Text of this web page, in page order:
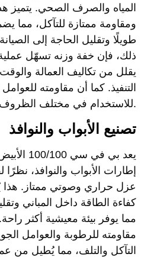
المياه والصرف الصحي. يتميز
ومقاومة ممتازة للتآكل، مما
طويلًا وتقليل الحاجة إلى
ذلك، فإن خفة وزنه تسهّل عملية
يقلل من تكاليف العمالة
التنفيذ. كما أن مقاومته للعوامل
للاستخدام في مختلف الظروف المناخية.
تصنيع الأبواب والنوافذ
يعد بي في
إطارات الأبواب والنوافذ، نظرًا
عزل حراري وصوتي ممتاز.
كفاءة الطاقة داخل المباني
مما يوفر بيئة معيشية أكثر
مقاومته للرطوبة والعوامل
التآكل والتلف، مما يُطيل من